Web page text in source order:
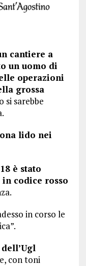
cantiere a
un uomo di
operazioni
grossa
si sarebbe
lido nei
è stato
codice rosso
in corso le
con toni